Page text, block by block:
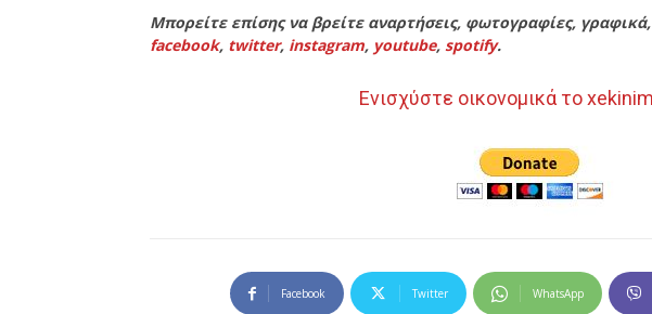
Μπορείτε επίσης να βρείτε αναρτήσεις, φωτογραφίες,
facebook, twitter, instagram, youtube, spotify.
Ενισχύστε οικονομικά το
Facebook Twitter WhatsApp